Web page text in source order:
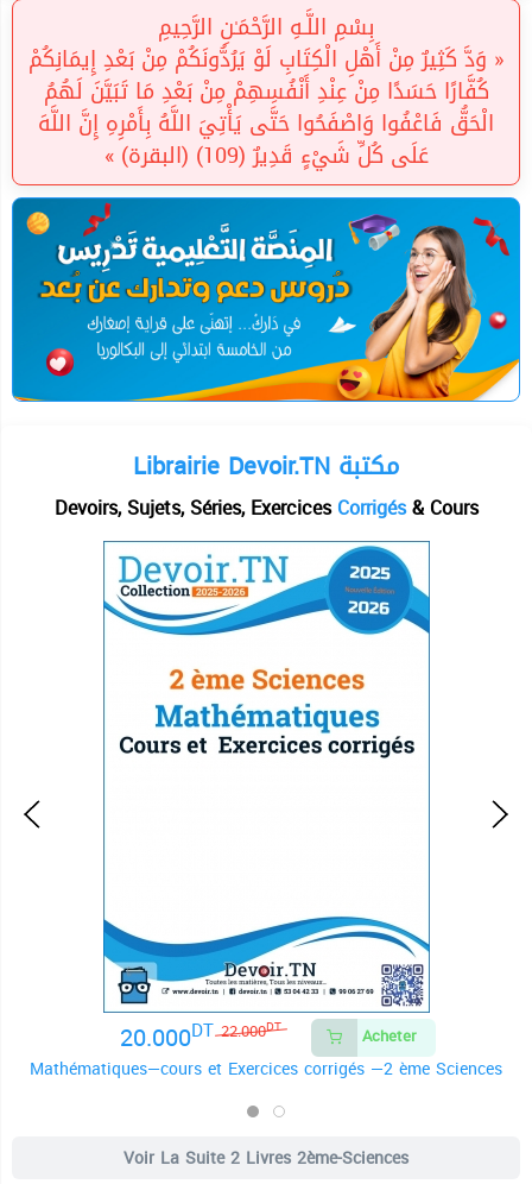
بِسْمِ اللَّـهِ الرَّحْمَـٰنِ الرَّحِيمِ
« وَدَّ كَثِيرٌ مِنْ أَهْلِ الْكِتَابِ لَوْ يَرُدُّونَكُمْ مِنْ بَعْدِ إِيمَانِكُمْ
كُفَّارًا حَسَدًا مِنْ عِنْدِ أَنْفُسِهِمْ مِنْ بَعْدِ مَا تَبَيَّنَ لَهُمُ
الْحَقُّ فَاعْفُوا وَاصْفَحُوا حَتَّى يَأْتِيَ اللَّهُ بِأَمْرِهِ إِنَّ اللَّهَ
عَلَى كُلِّ شَيْءٍ قَدِيرٌ (109) (البقرة) »
Librairie Devoir.TN مكتبة
Devoirs, Sujets, Séries, ExercicesCorrigés& Cours
22.000DT
20.000DT Acheter
Mathématiques—cours et Exercices corrigés —2 ème Sciences
Voir La Suite2 Livres 2ème-Sciences